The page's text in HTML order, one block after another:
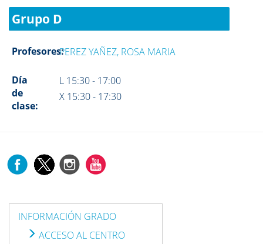
Grupo D
Profesores:PEREZ YAÑEZ, ROSA MARIA
Día
de
clase:
L 15:30 - 17:00
X 15:30 - 17:30
INFORMACIÓN GRADO
ACCESO AL CENTRO